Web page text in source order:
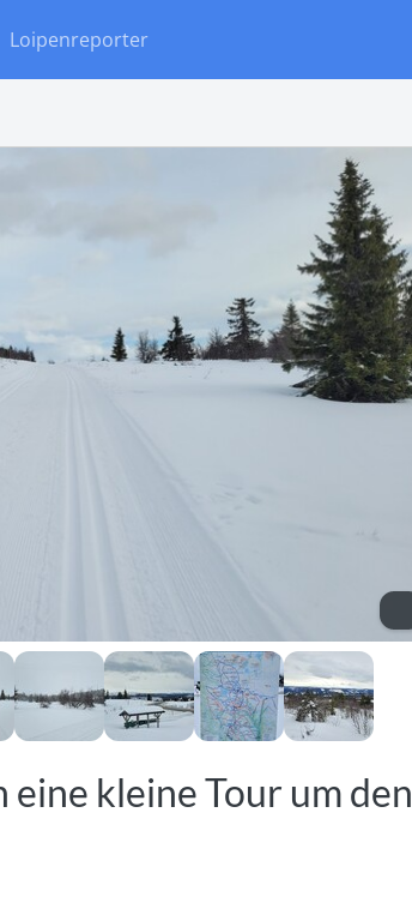
Loipenreporter
eine kleine Tour um den